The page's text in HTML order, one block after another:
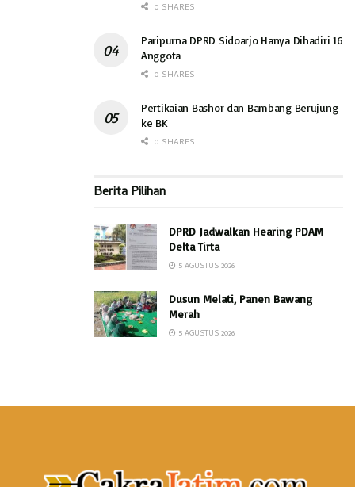
0 SHARES
Paripurna DPRD Sidoarjo Hanya Dihadiri 16
Anggota
0 SHARES
Pertikaian Bashor dan Bambang Berujung
ke BK
0 SHARES
Berita Pilihan
DPRD Jadwalkan Hearing PDAM
Delta Tirta
5 AGUSTUS 2026
Dusun Melati, Panen Bawang
Merah
5 AGUSTUS 2026